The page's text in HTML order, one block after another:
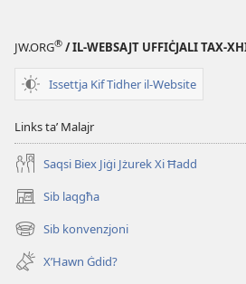
JW.ORG® / IL-WEBSAJT UFFIĊJALI TAX-
Issettja Kif Tidher il-Website
Links taʼ Malajr
Saqsi Biex Jiġi Jżurek Xi Ħadd
Sib laqgħa
(opens
new
window)
Sib konvenzjoni
(opens
new
window)
X’Hawn Ġdid?